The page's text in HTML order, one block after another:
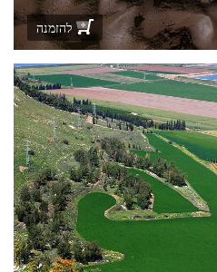
להזמנה